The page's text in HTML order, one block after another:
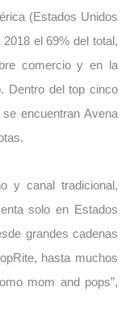
(Estados Unidos
el 69% del total,
comercio y en la
Dentro del top cinco
encuentran Avena
y canal tradicional,
solo en Estados
grandes cadenas
hasta muchos
mom and pops”,